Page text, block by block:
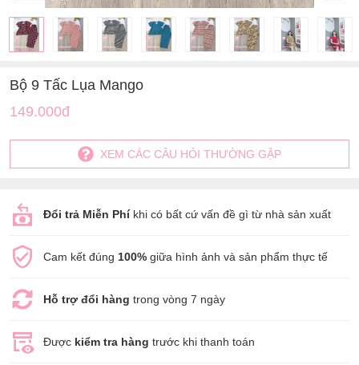
Bộ 9 Tấc Lụa Mango
149.000đ
XEM CÁC CÂU HỎI THƯỜNG GẶP
Đổi trả Miễn Phíkhi có bất cứ vấn đề gì từ nhà sản xuất
Cam kết đúng 100% giữa hình ảnh và sản phẩm thực tế
Hỗ trợ đổi hàng trong vòng 7 ngày
Được kiểm tra hàng trước khi thanh toán